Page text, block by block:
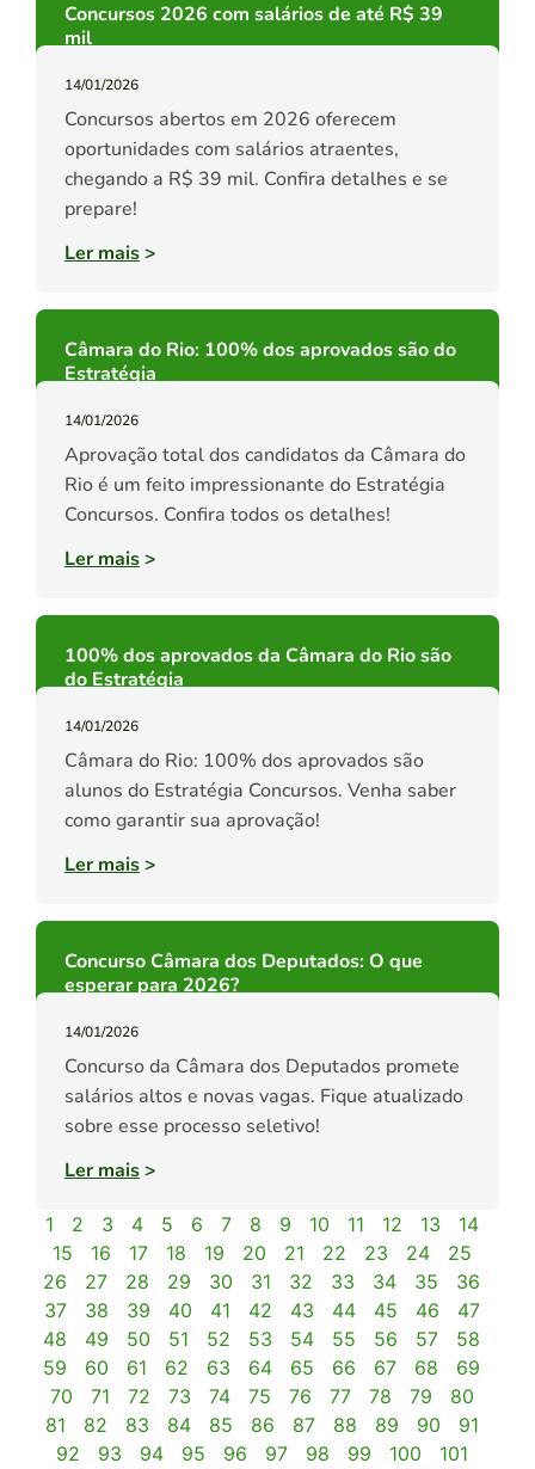
Concursos 2026 com salários de até R$ 39
mil
14/01/2026
Concursos abertos em 2026 oferecem
oportunidades com salários atraentes,
chegando a R$ 39 mil. Confira detalhes e se
prepare!
Ler mais>
Câmara do Rio: 100% dos aprovados são do
Estratégia
14/01/2026
Aprovação total dos candidatos da Câmara do
Rio é um feito impressionante do Estratégia
Concursos. Confira todos os detalhes!
Ler mais>
100% dos aprovados da Câmara do Rio são
do Estratégia
14/01/2026
Câmara do Rio: 100% dos aprovados são
alunos do Estratégia Concursos. Venha saber
como garantir sua aprovação!
Ler mais>
Concurso Câmara dos Deputados: O que
esperar para 2026?
14/01/2026
Concurso da Câmara dos Deputados promete
salários altos e novas vagas. Fique atualizado
sobre esse processo seletivo!
Ler mais>
1 2 3 4 5 6 7 8 9 10 11 12 13
14
15
16 17 18 19 20 21 22 23 24
25
26
27 28 29 30 31 32 33 34 35
36
37
38 39 40 41 42 43 44 45 46
47
48
49 50 51 52 53 54 55 56 57
58
59
60 61 62 63 64 65 66 67 68
69
70
71 72 73 74 75 76 77 78 79
80
81
82 83 84 85 86 87 88 89 90
91
92
93 94 95 96 97 98 99 100
101